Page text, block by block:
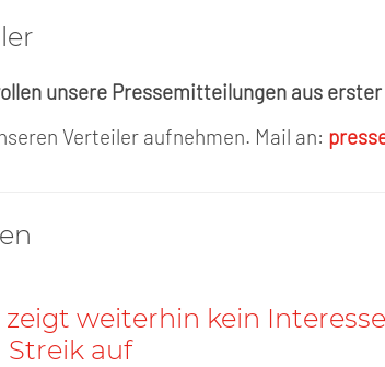
unsere Pressemitteilungen aus erster
Verteiler aufnehmen. Mail an:
weiterhin kein
auf